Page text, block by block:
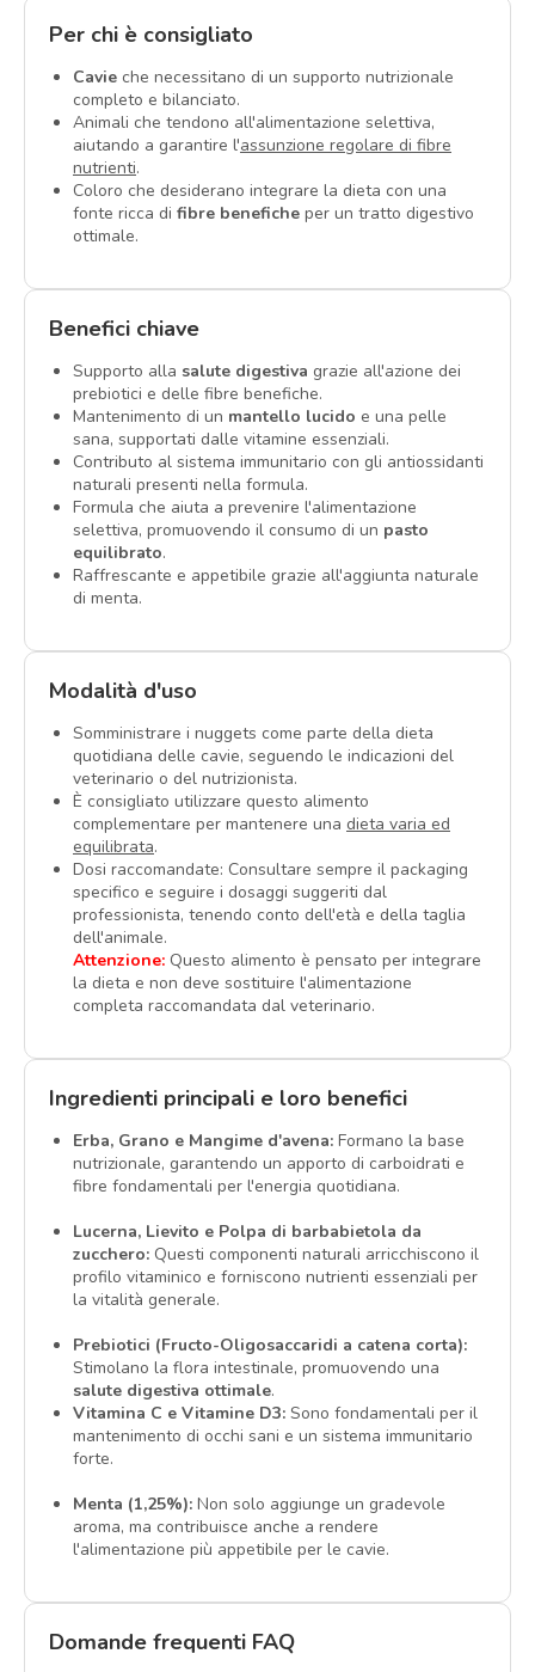
Per chi è consigliato
Cavie che necessitano di un supporto nutrizionale
completo e bilanciato.
Animali che tendono all'alimentazione selettiva,
aiutando a garantire l'assunzione regolare di fibre
nutrienti.
Coloro che desiderano integrare la dieta con una
fonte ricca di fibre benefiche per un tratto digestivo
ottimale.
Benefici chiave
Supporto alla salute digestiva grazie all'azione dei
prebiotici e delle fibre benefiche.
Mantenimento di un mantello lucido e una pelle
sana, supportati dalle vitamine essenziali.
Contributo al sistema immunitario con gli antiossidanti
naturali presenti nella formula.
Formula che aiuta a prevenire l'alimentazione
selettiva, promuovendo il consumo di un pasto
equilibrato.
Raffrescante e appetibile grazie all'aggiunta naturale
di menta.
Modalità d'uso
Somministrare i nuggets come parte della dieta
quotidiana delle cavie, seguendo le indicazioni del
veterinario o del nutrizionista.
È consigliato utilizzare questo alimento
complementare per mantenere una dieta varia ed
equilibrata.
Dosi raccomandate: Consultare sempre il packaging
specifico e seguire i dosaggi suggeriti dal
professionista, tenendo conto dell'età e della taglia
dell'animale.
Attenzione: Questo alimento è pensato per integrare
la dieta e non deve sostituire l'alimentazione
completa raccomandata dal veterinario.
Ingredienti principali e loro benefici
Erba, Grano e Mangime d'avena: Formano la base
nutrizionale, garantendo un apporto di carboidrati e
fibre fondamentali per l'energia quotidiana.
Lucerna, Lievito e Polpa di barbabietola da
zucchero: Questi componenti naturali arricchiscono il
profilo vitaminico e forniscono nutrienti essenziali per
la vitalità generale.
Prebiotici (Fructo-Oligosaccaridi a catena corta):
Stimolano la flora intestinale, promuovendo una
salute digestiva ottimale.
Vitamina C e Vitamine D3: Sono fondamentali per il
mantenimento di occhi sani e un sistema immunitario
forte.
Menta (1,25%): Non solo aggiunge un gradevole
aroma, ma contribuisce anche a rendere
l'alimentazione più appetibile per le cavie.
Domande frequenti FAQ